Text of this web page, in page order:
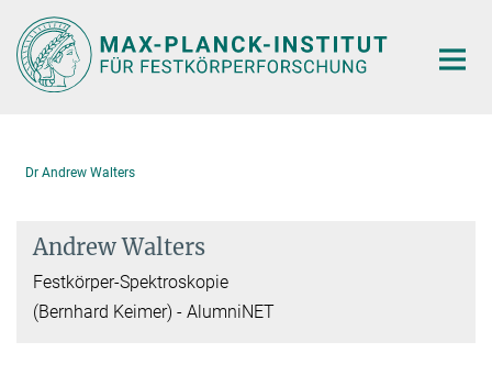
Hauptinhalt
Dr Andrew Walters
Andrew Walters
Festkörper-Spektroskopie
(Bernhard Keimer) - AlumniNET